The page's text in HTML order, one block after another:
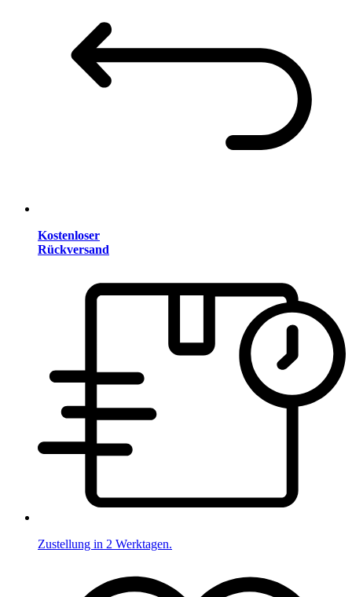
Kostenloser
Rückversand
Zustellung in 2 Werktagen.